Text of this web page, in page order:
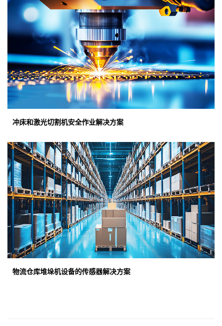
冲床和激光切割机安全作业解决方案
物流仓库堆垛机设备的传感器解决方案